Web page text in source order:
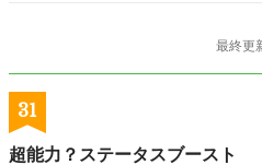
最終更
31
超能力？ステータスブースト